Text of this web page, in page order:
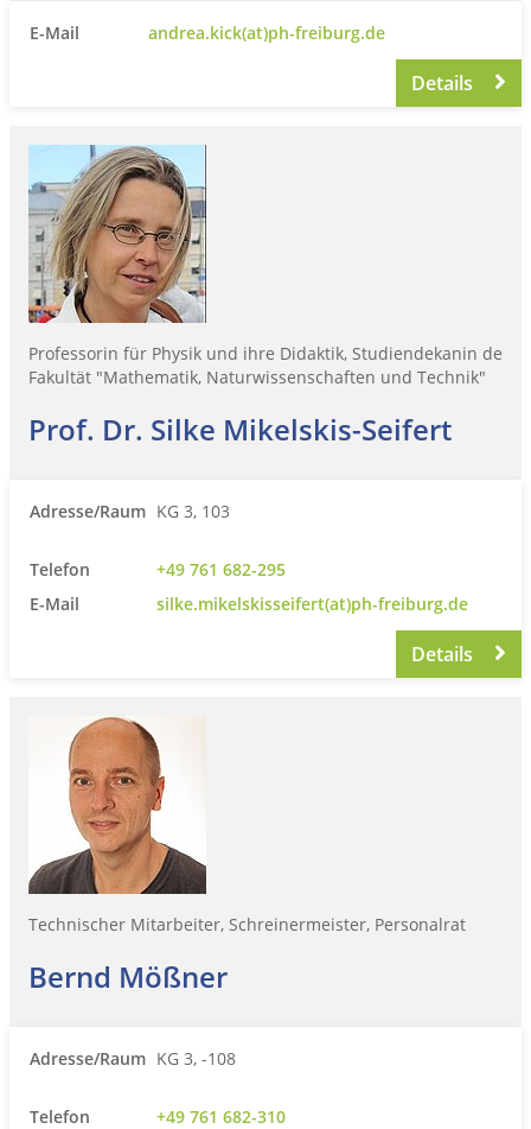
E-Mail andrea.kick(at)ph-freiburg.de
Details
Professorin für Physik und ihre Didaktik, Studiendekanin de
Fakultät "Mathematik, Naturwissenschaften und Technik"
Prof. Dr. Silke Mikelskis-Seifert
Adresse/Raum KG 3, 103
Telefon
+49 761 682-295
E-Mail
silke.mikelskisseifert(at)ph-freiburg.de
Details
Technischer Mitarbeiter, Schreinermeister, Personalrat
Bernd Mößner
Adresse/Raum KG 3, -108
Telefon
+49 761 682-310